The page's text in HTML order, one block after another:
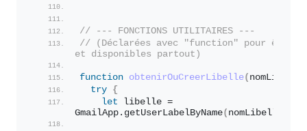
// --- FONCTIONS UTILITAIRES ---
// (Déclarées avec "function" pour être
et disponibles partout)
function obtenirOuCreerLibelle( nomLibelle
try {
let libelle =
GmailApp. getUserLabelByName( nomLibelle